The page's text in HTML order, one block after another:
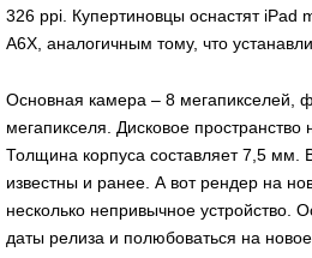
326 ppi. Купертиновцы оснастят iPad
A6X, аналогичным тому, что
Основная камера – 8 мегапикселей,
мегапикселя. Дисковое
Толщина корпуса составляет 7,5 мм.
известны и ранее. А вот рендер на
несколько непривычное устройство.
даты релиза и полюбоваться на